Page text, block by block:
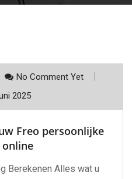
No Comment Yet
2025
Freo persoonlijke
online
Berekenen Alles wat u